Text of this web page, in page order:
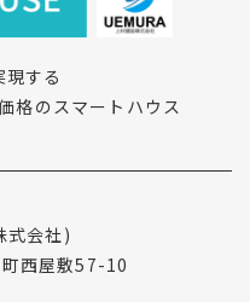
する
のスマートハウス
式会社)
西屋敷57-10